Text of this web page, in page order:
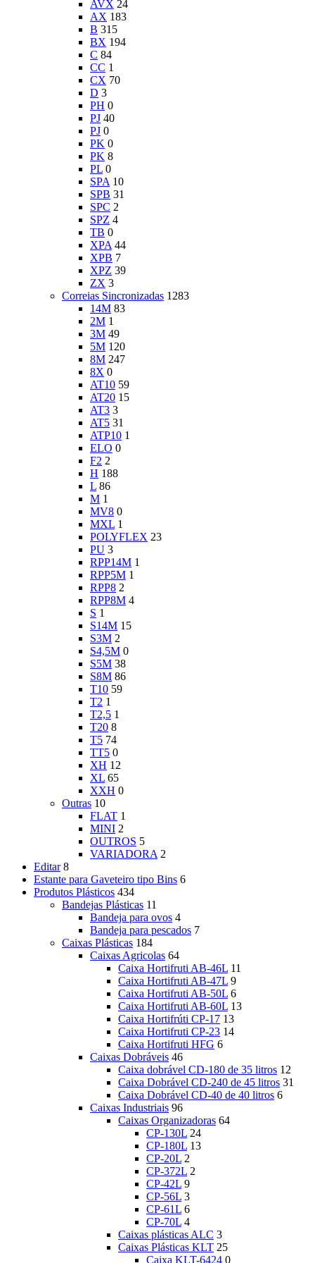
AVX 24
AX 183
B 315
BX 194
C 84
CC 1
CX 70
D 3
PH 0
PJ 40
PJ 0
PK 0
PK 8
PL 0
SPA 10
SPB 31
SPC 2
SPZ 4
TB 0
XPA 44
XPB 7
XPZ 39
ZX 3
Correias Sincronizadas 1283
14M 83
2M 1
3M 49
5M 120
8M 247
8X 0
AT10 59
AT20 15
AT3 3
AT5 31
ATP10 1
ELO 0
F2 2
H 188
L 86
M 1
MV8 0
MXL 1
POLYFLEX 23
PU 3
RPP14M 1
RPP5M 1
RPP8 2
RPP8M 4
S 1
S14M 15
S3M 2
S4,5M 0
S5M 38
S8M 86
T10 59
T2 1
T2,5 1
T20 8
T5 74
TT5 0
XH 12
XL 65
XXH 0
Outras 10
FLAT 1
MINI 2
OUTROS 5
VARIADORA 2
Editar 8
Estante para Gaveteiro tipo Bins 6
Produtos Plásticos 434
Bandejas Plásticas 11
Bandeja para ovos 4
Bandeja para pescados 7
Caixas Plásticas 184
Caixas Agricolas 64
Caixa Hortifruti AB-46L 11
Caixa Hortifruti AB-47L 9
Caixa Hortifruti AB-50L 6
Caixa Hortifruti AB-60L 13
Caixa Hortifrúti CP-17 13
Caixa Hortifruti CP-23 14
Caixa Hortifruti HFG 6
Caixas Dobráveis 46
Caixa dobrável CD-180 de 35 litros 12
Caixa Dobrável CD-240 de 45 litros 31
Caixa Dobrável CD-40 de 40 litros 6
Caixas Industriais 96
Caixas Organizadoras 64
CP-130L 24
CP-180L 13
CP-20L 2
CP-372L 2
CP-42L 9
CP-56L 3
CP-61L 6
CP-70L 4
Caixas plásticas ALC 3
Caixas Plásticas KLT 25
Caixa KLT-6424 0